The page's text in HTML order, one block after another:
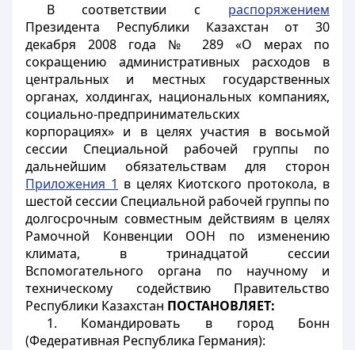
В соответствии с распоряжением
Президента Республики Казахстан от 30
декабря 2008 года № 289 «О мерах по
сокращению административных расходов в
центральных и местных государственных
органах, холдингах, национальных компаниях,
социально-предпринимательских
корпорациях» и в целях участия в восьмой
сессии Специальной рабочей группы по
дальнейшим обязательствам для сторон
Приложения 1 в целях Киотского протокола, в
шестой сессии Специальной рабочей группы по
долгосрочным совместным действиям в целях
Рамочной Конвенции ООН по изменению
климата, в тринадцатой сессии
Вспомогательного органа по научному и
техническому содействию Правительство
Республики Казахстан ПОСТАНОВЛЯЕТ:
1. Командировать в город Бонн
(Федеративная Республика Германия):